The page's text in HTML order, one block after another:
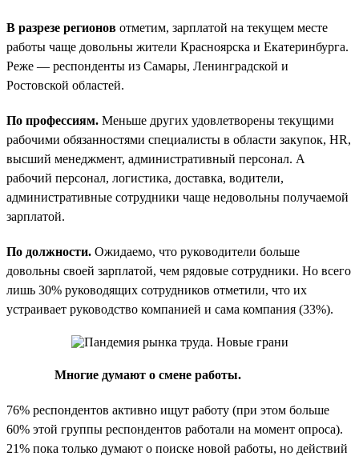
В разрезе регионов отметим, зарплатой на текущем месте
работы чаще довольны жители Красноярска и Екатеринбурга.
Реже — респонденты из Самары, Ленинградской и
Ростовской областей.
По профессиям. Меньше других удовлетворены текущими
рабочими обязанностями специалисты в области закупок, HR,
высший менеджмент, административный персонал. А
рабочий персонал, логистика, доставка, водители,
административные сотрудники чаще недовольны получаемой
зарплатой.
По должности. Ожидаемо, что руководители больше
довольны своей зарплатой, чем рядовые сотрудники. Но всего
лишь 30% руководящих сотрудников отметили, что их
устраивает руководство компанией и сама компания (33%).
Многие думают о смене работы.
76% респондентов активно ищут работу (при этом больше
60% этой группы респондентов работали на момент опроса).
21% пока только думают о поиске новой работы, но действий